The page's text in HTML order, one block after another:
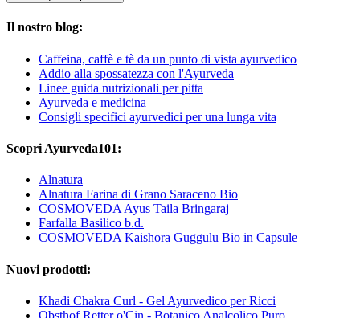
Il nostro blog:
Caffeina, caffè e tè da un punto di vista ayurvedico
Addio alla spossatezza con l'Ayurveda
Linee guida nutrizionali per pitta
Ayurveda e medicina
Consigli specifici ayurvedici per una lunga vita
Scopri Ayurveda101:
Alnatura
Alnatura Farina di Grano Saraceno Bio
COSMOVEDA Ayus Taila Bringaraj
Farfalla Basilico b.d.
COSMOVEDA Kaishora Guggulu Bio in Capsule
Nuovi prodotti:
Khadi Chakra Curl - Gel Ayurvedico per Ricci
Obsthof Retter o'Cin - Botanico Analcolico Puro